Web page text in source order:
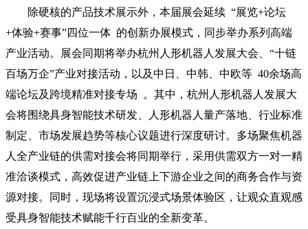
除硬核的产品技术展示外，本届展会延续 “展览+论坛
+体验+赛事”四位一体 的创新办展模式，同步举办系列高端
产业活动。展会同期将举办杭州人形机器人发展大会、“十链
百场万企”产业对接活动，以及中日、中韩、中欧等 40余场高
端论坛及跨境精准对接专场 。其中，杭州人形机器人发展大
会将围绕具身智能技术研发、人形机器人量产落地、行业标准
制定、市场发展趋势等核心议题进行深度研讨。多场聚焦机器
人全产业链的供需对接会将同期举行，采用供需双方一对一精
准洽谈模式，高效促进产业链上下游企业之间的商务合作与资
源对接。同时，现场将设置沉浸式场景体验区，让观众直观感
受具身智能技术赋能千行百业的全新变革。